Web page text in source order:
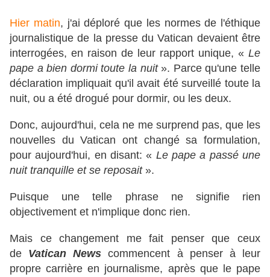
Hier matin, j'ai déploré que les normes de l'éthique
journalistique de la presse du Vatican devaient être
interrogées, en raison de leur rapport unique, « Le
pape a bien dormi toute la nuit ». Parce qu'une telle
déclaration impliquait qu'il avait été surveillé toute la
nuit, ou a été drogué pour dormir, ou les deux.
Donc, aujourd'hui, cela ne me surprend pas, que les
nouvelles du Vatican ont changé sa formulation,
pour aujourd'hui, en disant: « Le pape a passé une
nuit tranquille et se reposait».
Puisque une telle phrase ne signifie rien
objectivement et n'implique donc rien.
Mais ce changement me fait penser que ceux
de Vatican News commencent à penser à leur
propre carrière en journalisme, après que le pape